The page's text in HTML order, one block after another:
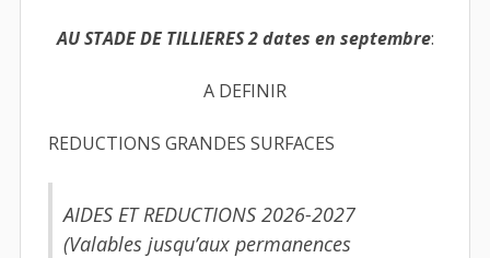
AU STADE DE TILLIERES 2 dates en septembre:
A DEFINIR
REDUCTIONS GRANDES SURFACES
AIDES ET REDUCTIONS 2026-2027
(Valables jusqu’aux permanences